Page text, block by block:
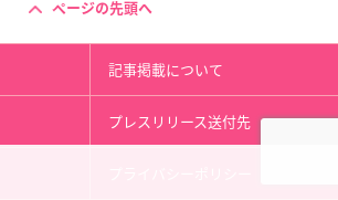
ページの先頭へ
記事掲載について
プレスリリース送付先